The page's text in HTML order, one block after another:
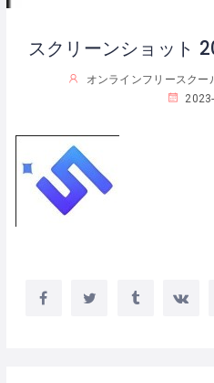
スクリーンショット
オンラインフリースク